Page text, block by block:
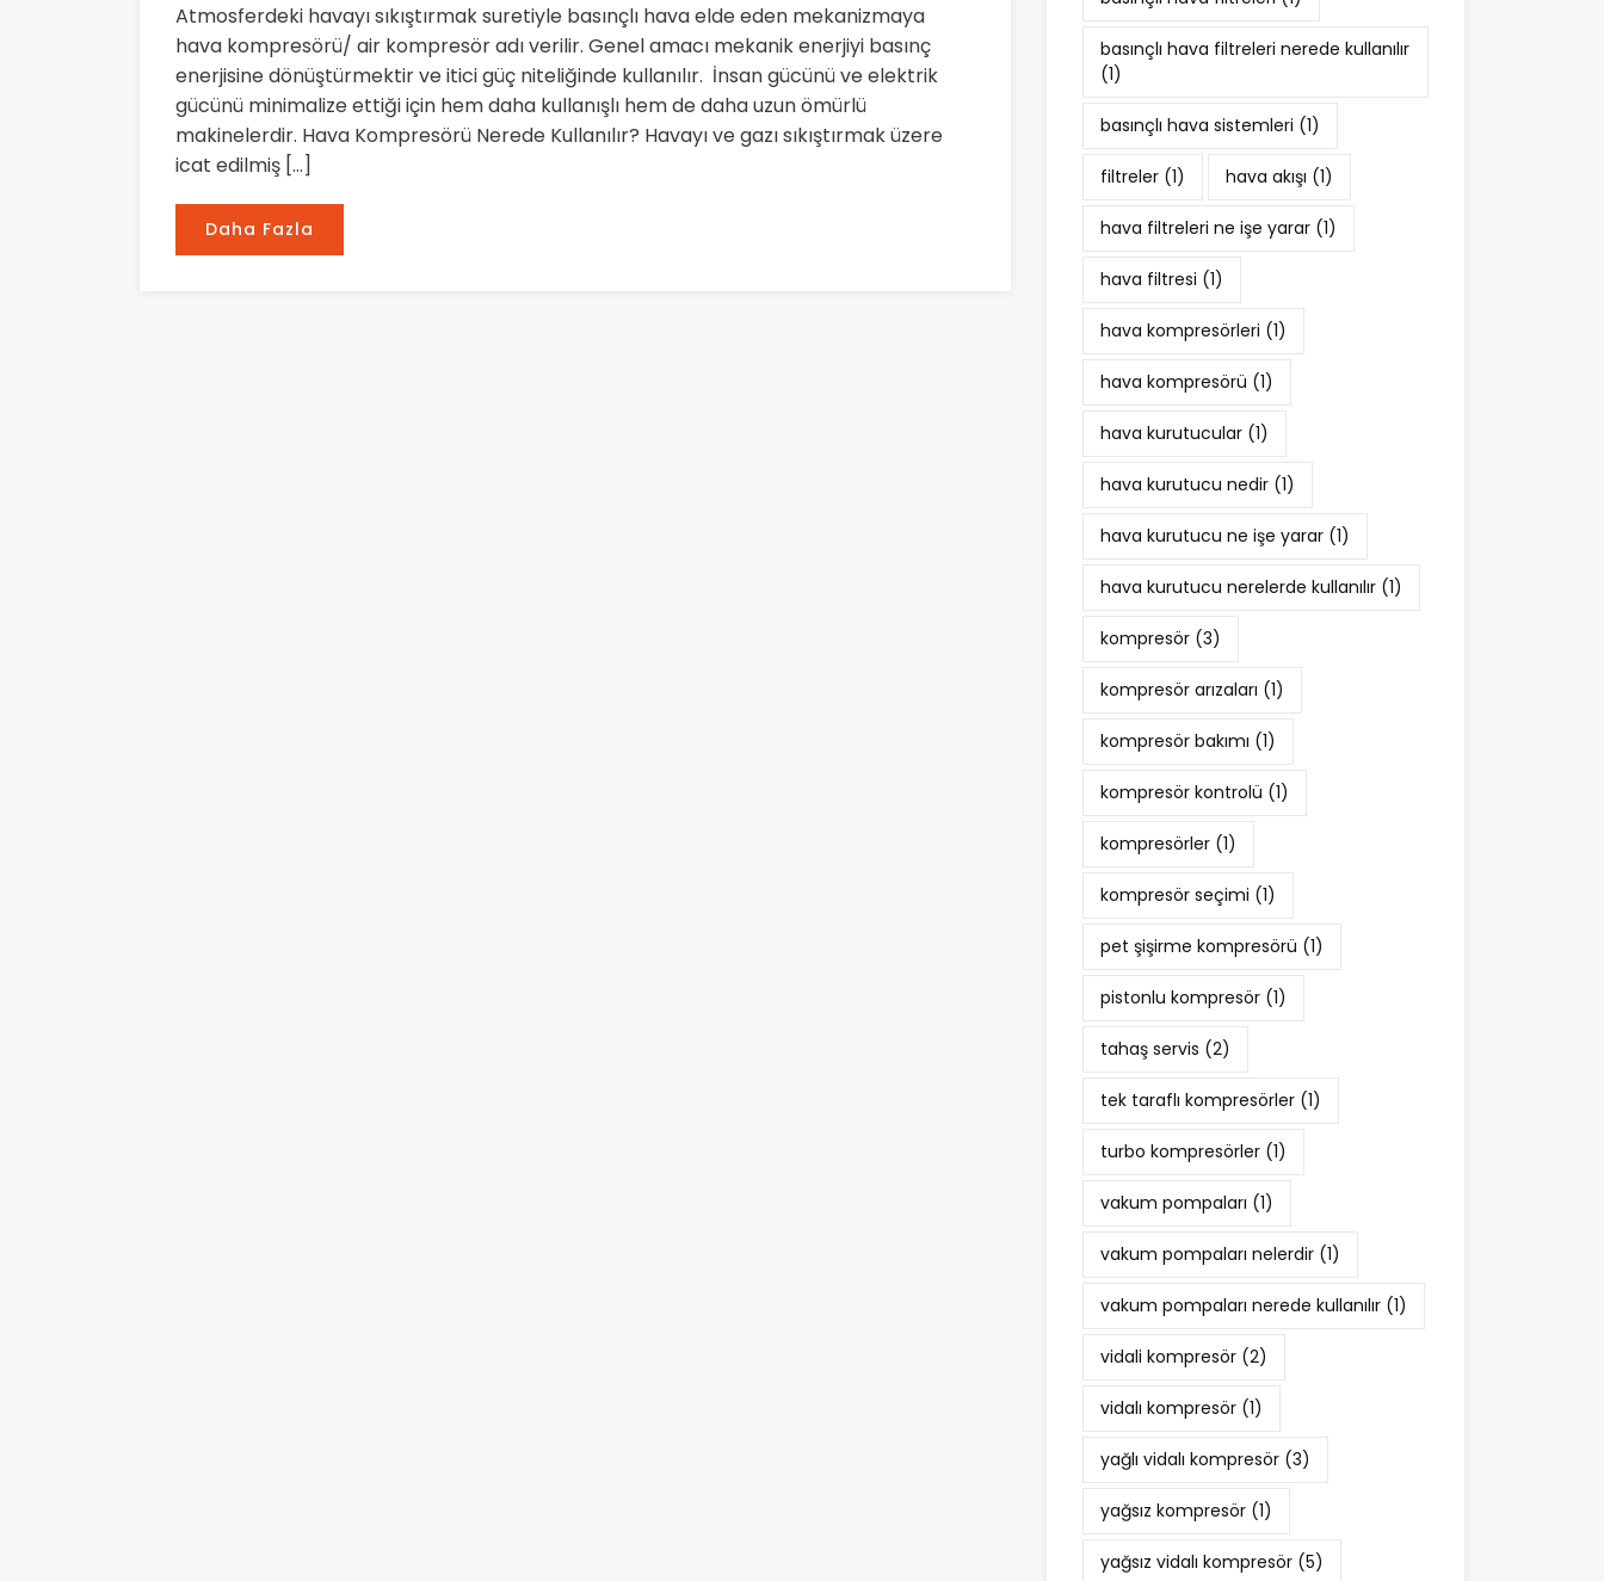
Atmosferdeki havayı sıkıştırmak suretiyle basınçlı hava elde eden mekanizmaya
hava kompresörü/ air kompresör adı verilir. Genel amacı mekanik enerjiyi basınç
enerjisine dönüştürmektir ve itici güç niteliğinde kullanılır. İnsan gücünü ve elektrik
gücünü minimalize ettiği için hem daha kullanışlı hem de daha uzun ömürlü
makinelerdir. Hava Kompresörü Nerede Kullanılır? Havayı ve gazı sıkıştırmak üzere
icat edilmiş […]
Daha Fazla
basınçlı hava filtreleri nerede kullanılır
(1)
basınçlı hava sistemleri (1)
filtreler (1) hava akışı (1)
hava filtreleri ne işe yarar (1)
hava filtresi (1)
hava kompresörleri (1)
hava kompresörü (1)
hava kurutucular (1)
hava kurutucu nedir (1)
hava kurutucu ne işe yarar (1)
hava kurutucu nerelerde kullanılır (1)
kompresör (3)
kompresör arızaları (1)
kompresör bakımı (1)
kompresör kontrolü (1)
kompresörler (1)
kompresör seçimi (1)
pet şişirme kompresörü (1)
pistonlu kompresör (1)
tahaş servis (2)
tek taraflı kompresörler (1)
turbo kompresörler (1)
vakum pompaları (1)
vakum pompaları nelerdir (1)
vakum pompaları nerede kullanılır (1)
vidali kompresör (2)
vidalı kompresör (1)
yağlı vidalı kompresör (3)
yağsız kompresör (1)
yağsız vidalı kompresör (5)